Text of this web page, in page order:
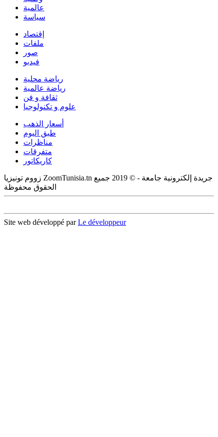
عالمية
سياسة
إقتصاد
ملفات
صور
فيديو
رياضة محلية
رياضة عالمية
ثقافة و فن
علوم و تكنولوجيا
أسعار الذهب
طبق اليوم
مناظرات
متفرقات
كاريكاتور
زووم تونيزيا ZoomTunisia.tn جريدة إلكترونية جامعة - © 2019 جميع
الحقوق محفوظة
Site web développé parLe développeur